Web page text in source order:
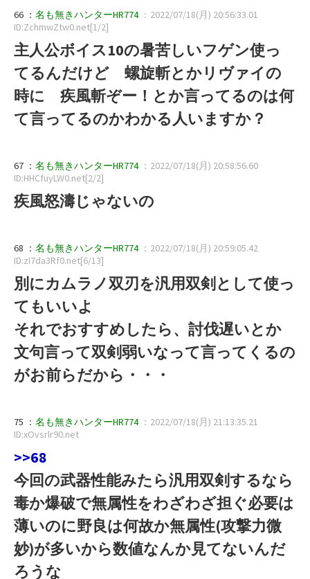
66 ： 名も無きハンターHR774 ：2022/07/18(月) 20:56:33.01
ID:ZchmwZtw0.net[1/2]
主人公ボイス10の暑苦しいフゲン使っ
てるんだけど 螺旋斬とかリヴァイの
時に 疾風斬ぞー！とか言ってるのは何
て言ってるのかわかる人いますか？
67 ： 名も無きハンターHR774 ：2022/07/18(月) 20:58:56.60
ID:HHCfuyLW0.net[2/2]
疾風怒濤じゃないの
68 ： 名も無きハンターHR774 ：2022/07/18(月) 20:59:05.42
ID:zI7da3Rf0.net[6/13]
別にカムラノ双刃を汎用双剣として使っ
てもいいよ
それでおすすめしたら、討伐遅いとか
文句言って双剣弱いなって言ってくるの
がお前らだから・・・
75 ： 名も無きハンターHR774 ：2022/07/18(月) 21:13:35.21
ID:xOvsrlr90.net
>>68
今回の武器性能みたら汎用双剣するなら
毒か爆破で無属性をわざわざ担ぐ必要は
薄いのに野良は何故か無属性(攻撃力微
妙)が多いから数値なんか見てないんだ
ろうな